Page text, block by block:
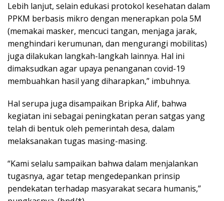
Lebih lanjut, selain edukasi protokol kesehatan dalam
PPKM berbasis mikro dengan menerapkan pola 5M
(memakai masker, mencuci tangan, menjaga jarak,
menghindari kerumunan, dan mengurangi mobilitas)
juga dilakukan langkah-langkah lainnya. Hal ini
dimaksudkan agar upaya penanganan covid-19
membuahkan hasil yang diharapkan,” imbuhnya.
Hal serupa juga disampaikan Bripka Alif, bahwa
kegiatan ini sebagai peningkatan peran satgas yang
telah di bentuk oleh pemerintah desa, dalam
melaksanakan tugas masing-masing.
“Kami selalu sampaikan bahwa dalam menjalankan
tugasnya, agar tetap mengedepankan prinsip
pendekatan terhadap masyarakat secara humanis,”